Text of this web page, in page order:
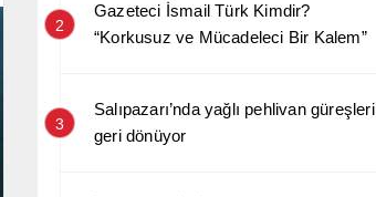
2
Gazeteci İsmail Türk Kimdir?
“Korkusuz ve Mücadeleci Bir Kalem”
3
Salıpazarı’nda yağlı pehlivan güreşleri
geri dönüyor